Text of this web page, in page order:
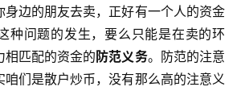
身边的朋友去卖，正好有一个人的资金
种问题的发生，要么只能是在卖的环
相匹配的资金的 防范义务。防范的注意
咱们是散户炒币，没有那么高的注意义